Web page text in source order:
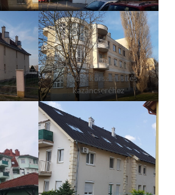
Kémény korszerűsítés
kazáncseréhez